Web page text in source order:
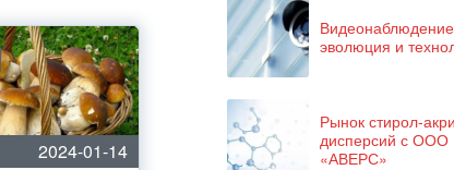
2024-01-14
Видеонаблюдение
эволюция и
Рынок стирол-
дисперсий с ООО
«АВЕРС»